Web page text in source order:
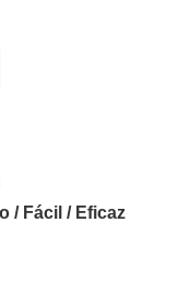
/ Fácil / Eficaz